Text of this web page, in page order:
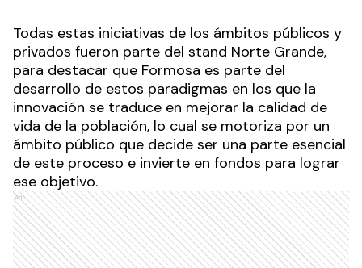
Todas estas iniciativas de los ámbitos públicos y
privados fueron parte del stand Norte Grande,
para destacar que Formosa es parte del
desarrollo de estos paradigmas en los que la
innovación se traduce en mejorar la calidad de
vida de la población, lo cual se motoriza por un
ámbito público que decide ser una parte esencial
de este proceso e invierte en fondos para lograr
ese objetivo.
Ads